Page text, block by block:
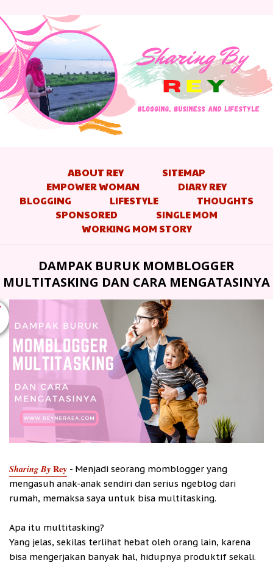
ABOUT REY
SITEMAP
EMPOWER WOMAN
DIARY REY
BLOGGING
LIFESTYLE
THOUGHTS
SPONSORED
SINGLE MOM
WORKING MOM STORY
DAMPAK BURUK MOMBLOGGER
MULTITASKING DAN CARA MENGATASINYA
Sharing ByRey - Menjadi seorang momblogger yang
mengasuh anak-anak sendiri dan serius ngeblog dari
rumah, memaksa saya untuk bisa multitasking.
Apa itu multitasking?
Yang jelas, sekilas terlihat hebat oleh orang lain, karena
bisa mengerjakan banyak hal, hidupnya produktif sekali.